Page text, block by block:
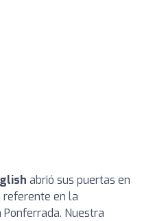
abrió sus puertas en
referente en la
Nuestra